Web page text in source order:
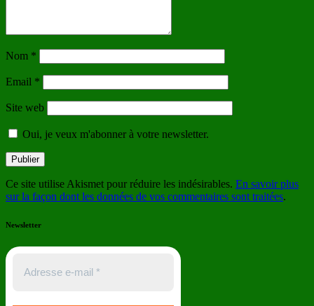
Nom *
Email *
Site web
Oui, je veux m'abonner à votre newsletter.
Ce site utilise Akismet pour réduire les indésirables. En savoir plus
sur la façon dont les données de vos commentaires sont traitées.
Newsletter